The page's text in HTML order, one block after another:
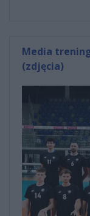
Media
(zdjęcia)